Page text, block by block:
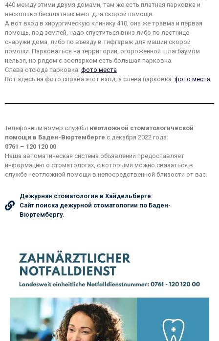
440 между этими двумя домами, там же есть платная парковка и
несколько бесплатных мест для скорой помощи.
А вот вход в хирургическую клинику 410, она же травма и первая
помощь, под землей, надо спуститься вниз либо по лестнице
снаружи дома, либо по въезду в тифгараж для машин скорой
помощи. Парковаться на территории, огороженной шлагбаумом
нельзя, но рядом с зоопарком есть большая парковка.
Слева отсюда парковка: фото места
Вот здесь на фото справа этот вход, а слева парковка: фото места
Телефонный номер службы неотложной стоматологической
помощи в Баден-Вюртемберге с декабря 2022 года:
0761 – 120 120 00
Наша автоматическая система объявлений предоставляет
информацию о стоматологах, с которыми можно связаться в
службе неотложной помощи в непосредственной близости от вас.
Дежурная стоматология в Хайдельберге.
Сайт поиска дежурной стоматологии по Баден-
Вюртембергу.